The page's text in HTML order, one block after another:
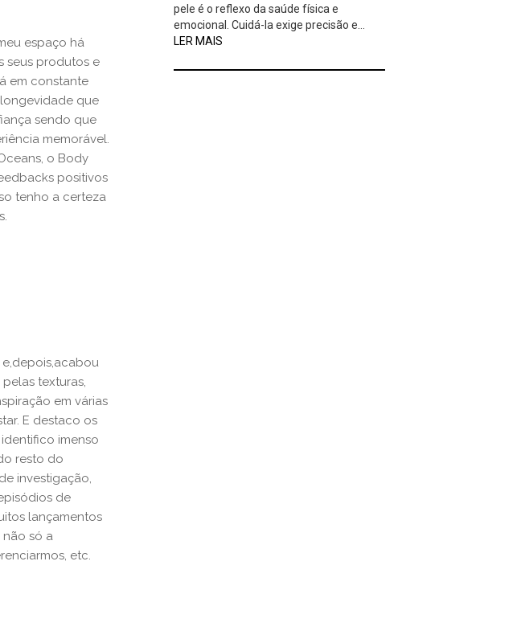
espaço há
seus produtos e
em constante
que
sendo que
memorável.
o Body
positivos
tenho a certeza
texturas,
em várias
E destaco os
imenso
resto do
investigação,
de
lançamentos
só a
etc.
pele é o reflexo da saúde física e
emocional. Cuidá-la exige precisão e…
LER MAIS